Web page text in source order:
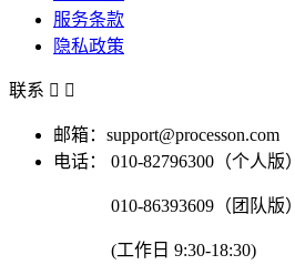
服务条款
隐私政策
联系  
邮箱：support@processon.com
电话：
010-82796300（个人版）
010-86393609（团队版）
(工作日 9:30-18:30)